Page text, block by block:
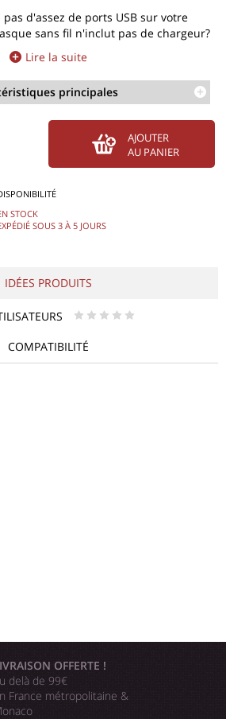
d'assez de ports USB sur votre
sans fil n'inclut pas de chargeur?
Lire la suite
principales
AJOUTER
AU PANIER
STOCK
SOUS 3 À 5 JOURS
IDÉES PRODUITS
* * * * *
COMPATIBILITÉ
OFFERTE !
delà de 99€
France métropolitaine &